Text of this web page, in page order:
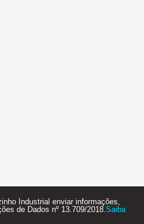
Industrial enviar informações,
de Dados nº 13.709/2018. Saiba